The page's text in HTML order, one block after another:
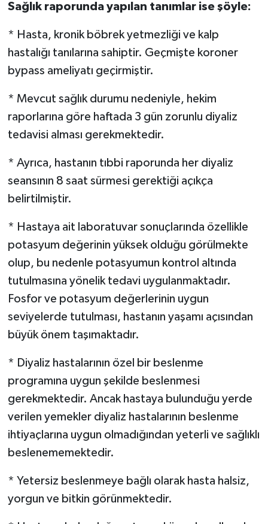
Sağlık raporunda yapılan tanımlar ise şöyle:
* Hasta, kronik böbrek yetmezliği ve kalp
hastalığı tanılarına sahiptir. Geçmişte koroner
bypass ameliyatı geçirmiştir.
* Mevcut sağlık durumu nedeniyle, hekim
raporlarına göre haftada 3 gün zorunlu diyaliz
tedavisi alması gerekmektedir.
* Ayrıca, hastanın tıbbi raporunda her diyaliz
seansının 8 saat sürmesi gerektiği açıkça
belirtilmiştir.
* Hastaya ait laboratuvar sonuçlarında özellikle
potasyum değerinin yüksek olduğu görülmekte
olup, bu nedenle potasyumun kontrol altında
tutulmasına yönelik tedavi uygulanmaktadır.
Fosfor ve potasyum değerlerinin uygun
seviyelerde tutulması, hastanın yaşamı açısından
büyük önem taşımaktadır.
* Diyaliz hastalarının özel bir beslenme
programına uygun şekilde beslenmesi
gerekmektedir. Ancak hastaya bulunduğu yerde
verilen yemekler diyaliz hastalarının beslenme
ihtiyaçlarına uygun olmadığından yeterli ve sağlıklı
beslenememektedir.
* Yetersiz beslenmeye bağlı olarak hasta halsiz,
yorgun ve bitkin görünmektedir.